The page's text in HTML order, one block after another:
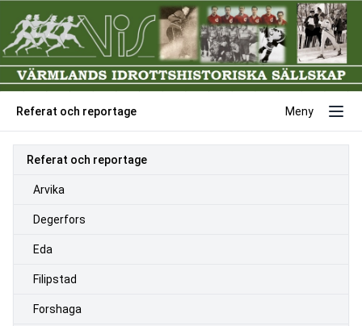
Referat och reportage Meny
Referat och reportage
Arvika
Degerfors
Eda
Filipstad
Forshaga